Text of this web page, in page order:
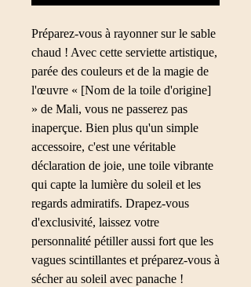
Préparez-vous à rayonner sur le sable
chaud ! Avec cette serviette artistique,
parée des couleurs et de la magie de
l'œuvre « [Nom de la toile d'origine]
» de Mali, vous ne passerez pas
inaperçue. Bien plus qu'un simple
accessoire, c'est une véritable
déclaration de joie, une toile vibrante
qui capte la lumière du soleil et les
regards admiratifs. Drapez-vous
d'exclusivité, laissez votre
personnalité pétiller aussi fort que les
vagues scintillantes et préparez-vous à
sécher au soleil avec panache !